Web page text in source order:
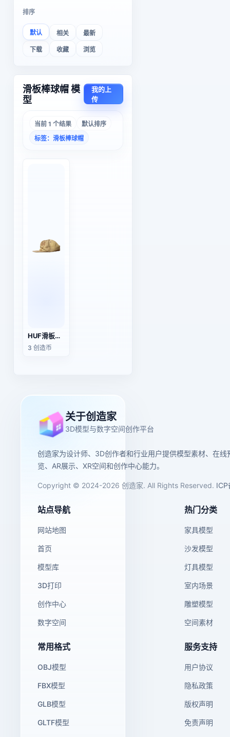
排序
默认 相关 最新
下载 收藏 浏览
滑板棒球帽 模
型
我的上
传
当前 1 个结果
默认排序
标签：滑板棒球帽
HUF滑板棒球帽
3 创造币
关于创造家
3D模型与数字空间创作平台
创造家为设计师、3D创作者和行业用户提供模型素材、在线
览、AR展示、XR空间和创作中心能力。
Copyright © 2024-2026 创造家. All Rights Reserved. ICP
站点导航
网站地图
首页
模型库
3D打印
创作中心
数字空间
热门分类
家具模型
沙发模型
灯具模型
室内场景
雕塑模型
空间素材
常用格式
OBJ模型
FBX模型
GLB模型
GLTF模型
服务支持
用户协议
隐私政策
版权声明
免责声明